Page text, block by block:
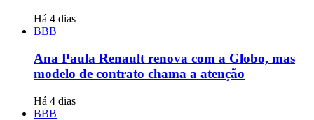
Há 4 dias
BBB
Ana Paula Renault renova com a Globo, mas
modelo de contrato chama a atenção
Há 4 dias
BBB